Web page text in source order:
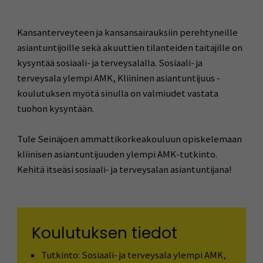
Kansanterveyteen ja kansansairauksiin perehtyneille
asiantuntijoille sekä akuuttien tilanteiden taitajille on
kysyntää sosiaali- ja terveysalalla. Sosiaali- ja
terveysala ylempi AMK, Kliininen asiantuntijuus -
koulutuksen myötä sinulla on valmiudet vastata
tuohon kysyntään.
Tule Seinäjoen ammattikorkeakouluun opiskelemaan
kliinisen asiantuntijuuden ylempi AMK-tutkinto.
Kehitä itseäsi sosiaali- ja terveysalan asiantuntijana!
Koulutuksen tiedot
Tutkinto: Sosiaali- ja terveysala ylempi AMK,